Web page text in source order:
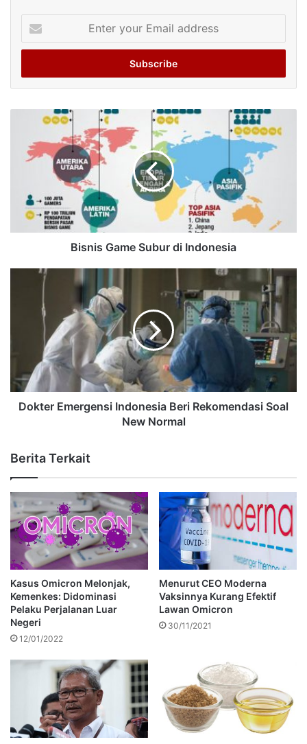
your
Email
Bisnis Game Subur di Indonesia
Dokter Emergensi Indonesia Beri Rekomendasi Soal
New Normal
Berita Terkait
Kasus Omicron Melonjak,
Kemenkes: Didominasi
Pelaku Perjalanan Luar
Negeri
12/01/2022
Menurut CEO Moderna
Vaksinnya Kurang Efektif
Lawan Omicron
30/11/2021